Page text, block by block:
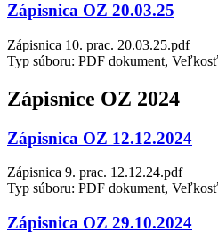
Zápisnica OZ 20.03.25
Zápisnica 10. prac. 20.03.25.pdf
Typ súboru: PDF dokument,
Zápisnice OZ 2024
Zápisnica OZ 12.12.2024
Zápisnica 9. prac. 12.12.24.pdf
Typ súboru: PDF dokument,
Zápisnica OZ 29.10.2024